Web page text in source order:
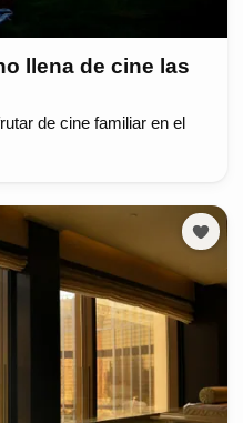
llena de cine las
de cine familiar en el